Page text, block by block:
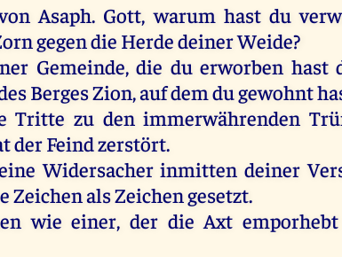
Asaph. Gott,warum hast du
gegendie HerdedeinerWeide?
Gemeinde,die du erworben hast
BergesZion,aufdem du gewohnt
Tritte zu den immerwährenden
derFeindzerstört.
Widersacherinmitten deiner
ZeichenalsZeichengesetzt.
wie einer, der die Axt